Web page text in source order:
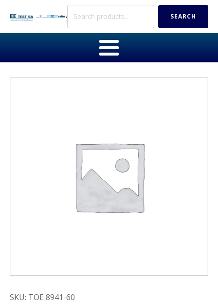
Search
SEARCH
SKU: TOE 8941-60